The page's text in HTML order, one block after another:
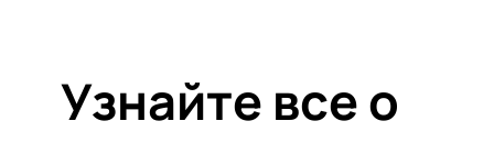
Узнайте все о